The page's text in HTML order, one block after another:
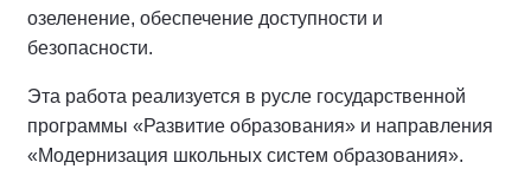
озеленение, обеспечение доступности и
безопасности.
Эта работа реализуется в русле государственной
программы «Развитие образования» и направления
«Модернизация школьных систем образования».